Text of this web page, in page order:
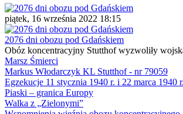
piątek, 16 września 2022 18:15
2076 dni obozu pod Gdańskiem
Obóz koncentracyjny Stutthof wyzwoliły
Marsz Śmierci
Markus Włodarczyk KL Stutthof - nr 79059
Egzekucje 11 stycznia 1940 r. i 22 marca 1940 r.
Piaski – granica Europy
Walka z „Zielonymi”